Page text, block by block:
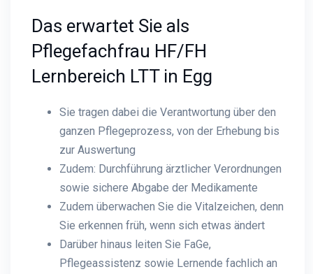
Das erwartet Sie als
Pflegefachfrau HF/FH
Lernbereich LTT in Egg
Sie tragen dabei die Verantwortung über den
ganzen Pflegeprozess, von der Erhebung bis
zur Auswertung
Zudem: Durchführung ärztlicher Verordnungen
sowie sichere Abgabe der Medikamente
Zudem überwachen Sie die Vitalzeichen, denn
Sie erkennen früh, wenn sich etwas ändert
Darüber hinaus leiten Sie FaGe,
Pflegeassistenz sowie Lernende fachlich an